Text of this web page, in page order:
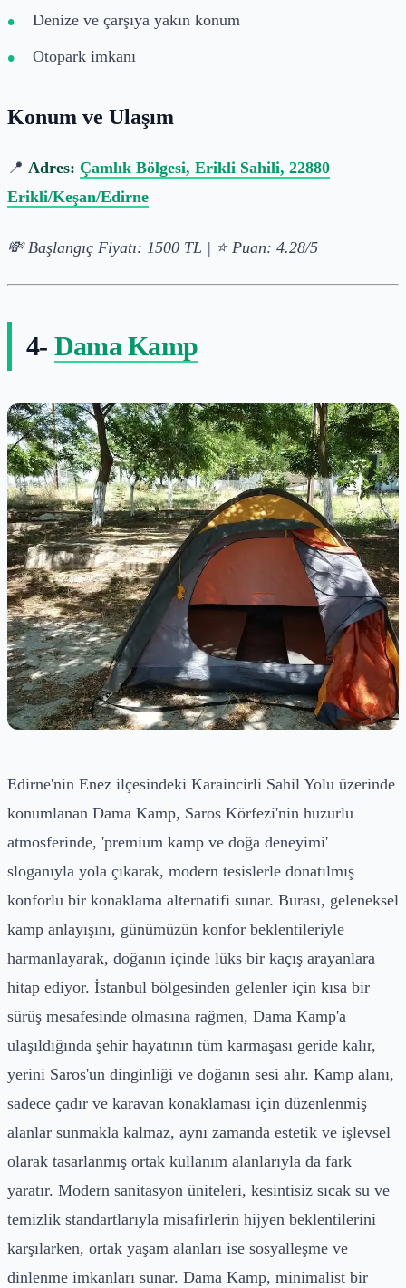
Denize ve çarşıya yakın konum
Otopark imkanı
Konum ve Ulaşım
📍 Adres: Çamlık Bölgesi, Erikli Sahili, 22880
Erikli/Keşan/Edirne
💸 Başlangıç Fiyatı: 1500 TL | ⭐ Puan: 4.28/5
4- Dama Kamp
Edirne'nin Enez ilçesindeki Karaincirli Sahil Yolu üzerinde
konumlanan Dama Kamp, Saros Körfezi'nin huzurlu
atmosferinde, 'premium kamp ve doğa deneyimi'
sloganıyla yola çıkarak, modern tesislerle donatılmış
konforlu bir konaklama alternatifi sunar. Burası, geleneksel
kamp anlayışını, günümüzün konfor beklentileriyle
harmanlayarak, doğanın içinde lüks bir kaçış arayanlara
hitap ediyor. İstanbul bölgesinden gelenler için kısa bir
sürüş mesafesinde olmasına rağmen, Dama Kamp'a
ulaşıldığında şehir hayatının tüm karmaşası geride kalır,
yerini Saros'un dinginliği ve doğanın sesi alır. Kamp alanı,
sadece çadır ve karavan konaklaması için düzenlenmiş
alanlar sunmakla kalmaz, aynı zamanda estetik ve işlevsel
olarak tasarlanmış ortak kullanım alanlarıyla da fark
yaratır. Modern sanitasyon üniteleri, kesintisiz sıcak su ve
temizlik standartlarıyla misafirlerin hijyen beklentilerini
karşılarken, ortak yaşam alanları ise sosyalleşme ve
dinlenme imkanları sunar. Dama Kamp, minimalist bir